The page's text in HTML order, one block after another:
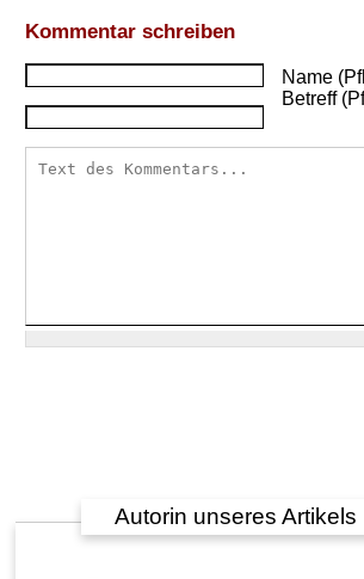
Kommentar schreiben
Name
Betreff
Autorin unseres Artikels